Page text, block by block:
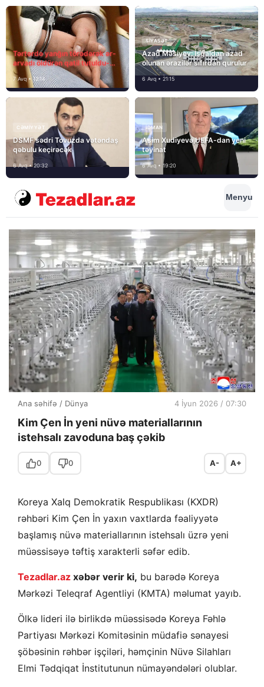
Tərtərdə yanğın törədərək ər-
arvadı öldürən qatil tutuldu-
SON DƏQİQƏ
7 Avq • 12:14
SIYASƏT
Azad Məsiyev: İşğaldan azad
olunan ərazilər sıfırdan qurulur
6 Avq • 21:15
CƏMIYYƏT
DSMF sədri Tovuzda vətəndaş
qəbulu keçirəcək
6 Avq • 20:32
İDMAN
Asim Xudiyevə UEFA-dan yeni
təyinat
6 Avq • 19:20
Menyu
Ana səhifə / Dünya 4 İyun 2026 / 07:30
Kim Çen İn yeni nüvə materiallarının
istehsalı zavoduna baş çəkib
0 0 A- A+
Koreya Xalq Demokratik Respublikası (KXDR)
rəhbəri Kim Çen İn yaxın vaxtlarda fəaliyyətə
başlamış nüvə materiallarının istehsalı üzrə yeni
müəssisəyə təftiş xarakterli səfər edib.
Tezadlar.az xəbər verir ki, bu barədə Koreya
Mərkəzi Teleqraf Agentliyi (KMTA) məlumat yayıb.
Ölkə lideri ilə birlikdə müəssisədə Koreya Fəhlə
Partiyası Mərkəzi Komitəsinin müdafiə sənayesi
şöbəsinin rəhbər işçiləri, həmçinin Nüvə Silahları
Elmi Tədqiqat İnstitutunun nümayəndələri olublar.